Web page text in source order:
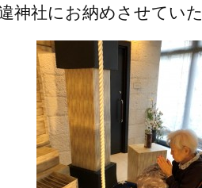
違神社にお納めさせてい